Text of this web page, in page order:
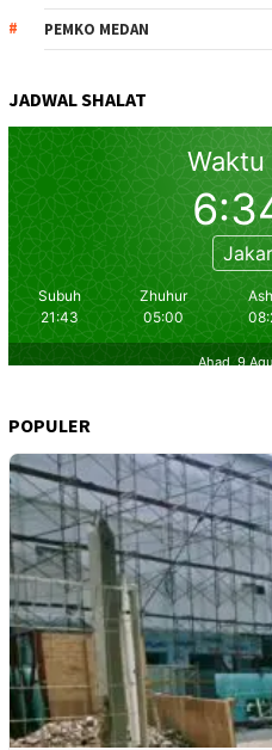
PEMKO MEDAN
JADWAL SHALAT
POPULER